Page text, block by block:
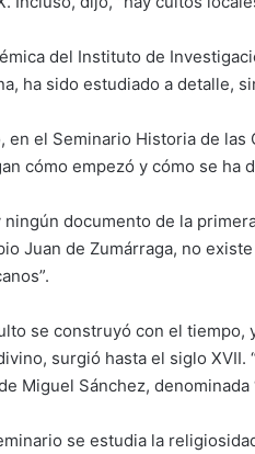
del Instituto de
ha sido estudiado a detalle,
en el Seminario Historia de las
cómo empezó y cómo se ha
ningún documento de la
Juan de Zumárraga, no
se construyó con el tiempo,
surgió hasta el siglo
Miguel Sánchez, denominada
se estudia la